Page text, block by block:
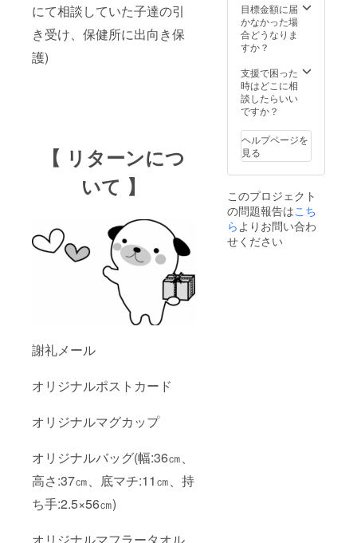
にて相談していた子達の引
き受け、保健所に出向き保
護)
【 リターンにつ
いて 】
謝礼メール
オリジナルポストカード
オリジナルマグカップ
オリジナルバッグ(幅:36㎝、
高さ:37㎝、底マチ:11㎝、持
ち手:2.5×56㎝)
オリジナルマフラータオル
目標金額に届
かなかった場
合どうなりま
すか？
支援で困った
時はどこに相
談したらいい
ですか？
ヘルプページを
見る
このプロジェクト
の問題報告はこち
ら よりお問い合わ
せください